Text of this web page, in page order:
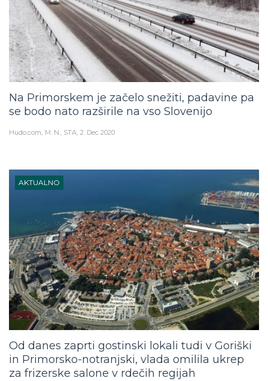
Na Primorskem je začelo snežiti, padavine pa
se bodo nato razširile na vso Slovenijo
Hudo.com M. N., STA 2. Dec 2020
AKTUALNO
Od danes zaprti gostinski lokali tudi v Goriški
in Primorsko-notranjski, vlada omilila ukrep
za frizerske salone v rdečih regijah